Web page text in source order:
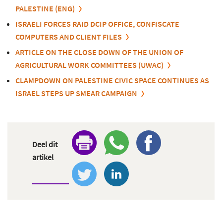
PALESTINE (ENG)
ISRAELI FORCES RAID DCIP OFFICE, CONFISCATE
COMPUTERS AND CLIENT FILES
ARTICLE ON THE CLOSE DOWN OF THE UNION OF
AGRICULTURAL WORK COMMITTEES (UWAC)
CLAMPDOWN ON PALESTINE CIVIC SPACE CONTINUES AS
ISRAEL STEPS UP SMEAR CAMPAIGN
Deel dit
artikel